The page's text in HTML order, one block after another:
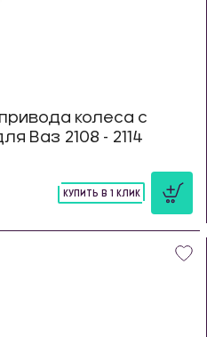
колеса с
Ваз 2108 - 2114
КУПИТЬ В 1 КЛИК